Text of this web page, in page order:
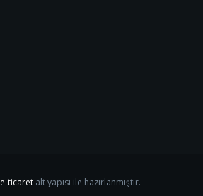
e-ticaretalt yapısı ile hazırlanmıştır.